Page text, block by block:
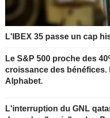
L'IBEX 35 passe un cap
Le S&P 500 proche des
croissance des bénéfices.
Alphabet.
L'interruption du GNL